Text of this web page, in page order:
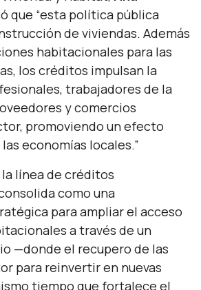
que “esta política pública
de viviendas. Además
habitacionales para las
los créditos impulsan la
trabajadores de la
y comercios
promoviendo un efecto
economías locales.”
línea de créditos
como una
para ampliar el acceso
a través de un
—donde el recupero de las
para reinvertir en nuevas
tiempo que fortalece el